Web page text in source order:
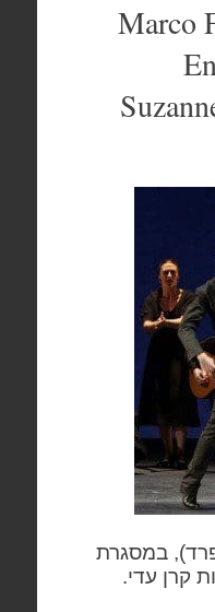
Marco
במסגרת